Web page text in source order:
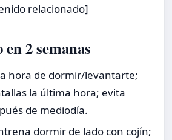
relacionado]
2 semanas
hora de dormir/levantarte;
la última hora; evita
de mediodía.
dormir de lado con cojín;